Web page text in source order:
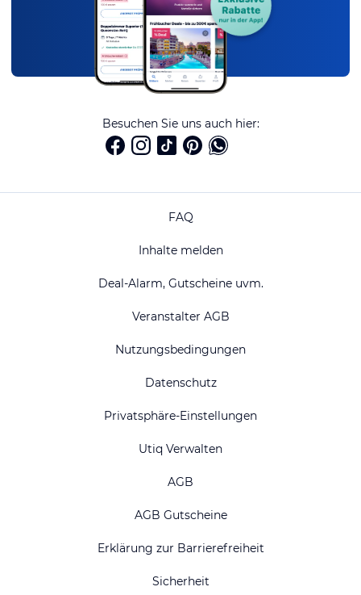
Besuchen Sie uns auch hier:
FAQ
Inhalte melden
Deal-Alarm, Gutscheine uvm.
Veranstalter AGB
Nutzungsbedingungen
Datenschutz
Privatsphäre-Einstellungen
Utiq Verwalten
AGB
AGB Gutscheine
Erklärung zur Barrierefreiheit
Sicherheit